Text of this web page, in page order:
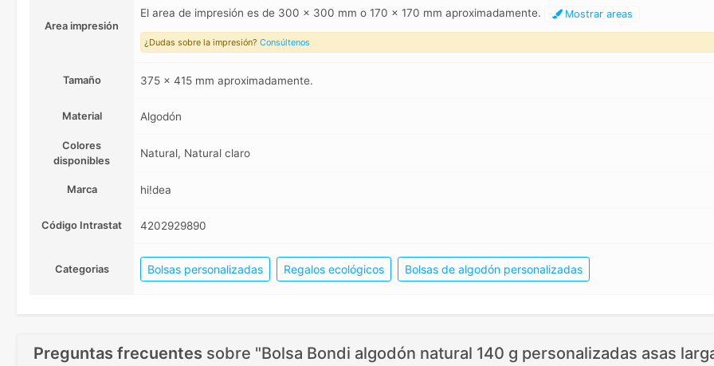
Area impresión
El area de impresión es de 300 x 300 mm o 170 x 170 mm aproximadamente. Mostrar areas
¿Dudas sobre la impresión? Consúltenos
Tamaño 375 x 415 mm aproximadamente.
Material Algodón
Colores
disponibles
Natural, Natural claro
Marca hi!dea
Código Intrastat 4202929890
Categorias Bolsas personalizadas Regalos ecológicos Bolsas de algodón personalizadas
Preguntas frecuentes sobre "Bolsa Bondi algodón natural 140 g personalizadas asas